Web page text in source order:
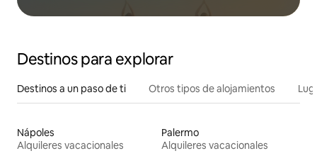
Destinos para explorar
Destinos a un paso de ti Otros tipos de alojamientos
Nápoles
Alquileres vacacionales
Palermo
Alquileres vacacionales